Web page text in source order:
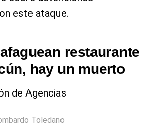
este ataque.
restaurante
hay un muerto
de Agencias
Toledano